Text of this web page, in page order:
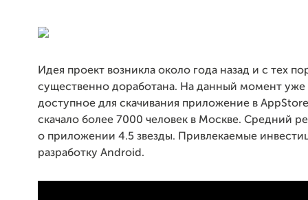
Идея проект возникла около года назад и с тех
существенно доработана. На данный момент уже
доступное для скачивания приложение в
скачало более 7000 человек в Москве. Средний
о приложении 4.5 звезды. Привлекаемые
разработку Android.